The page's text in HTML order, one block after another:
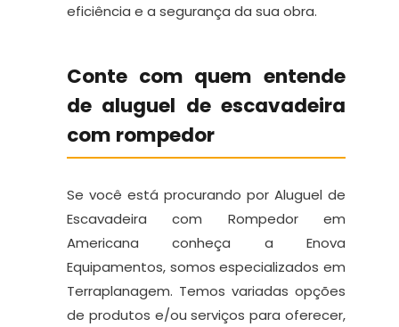
eficiência e a segurança da sua obra.
Conte com quem entende
de aluguel de escavadeira
com rompedor
Se você está procurando por Aluguel de
Escavadeira com Rompedor em
Americana conheça a Enova
Equipamentos, somos especializados em
Terraplanagem. Temos variadas opções
de produtos e/ou serviços para oferecer,